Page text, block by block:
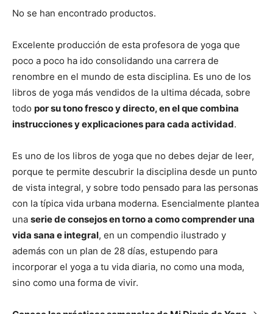
No se han encontrado productos.
Excelente producción de esta profesora de yoga que
poco a poco ha ido consolidando una carrera de
renombre en el mundo de esta disciplina. Es uno de los
libros de yoga más vendidos de la ultima década, sobre
todo por su tono fresco y directo, en el que combina
instrucciones y explicaciones para cada actividad.
Es uno de los libros de yoga que no debes dejar de leer,
porque te permite descubrir la disciplina desde un punto
de vista integral, y sobre todo pensado para las personas
con la típica vida urbana moderna. Esencialmente plantea
una serie de consejos en torno a como comprender una
vida sana e integral, en un compendio ilustrado y
además con un plan de 28 días, estupendo para
incorporar el yoga a tu vida diaria, no como una moda,
sino como una forma de vivir.